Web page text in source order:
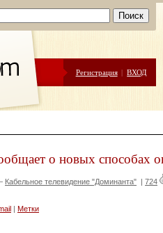
Регистрация | ВХОД
о новых способах
Кабельное телевидение "Доминанта" | 724
Метки